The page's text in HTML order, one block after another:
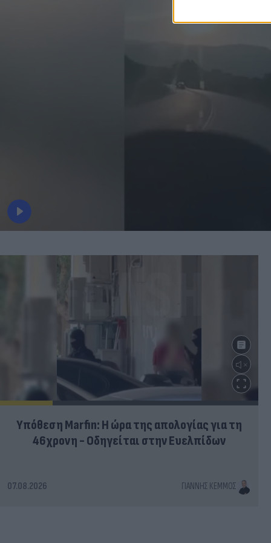
Υπόθεση Marfin: Η ώρα της απολογίας για τη
46χρονη - Οδηγείται στην Ευελπίδων
07.08.2026 ΓΙΆΝΝΗΣ ΚΈΜΜΟΣ